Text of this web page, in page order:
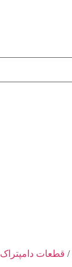
/ قطعات دامپتراک